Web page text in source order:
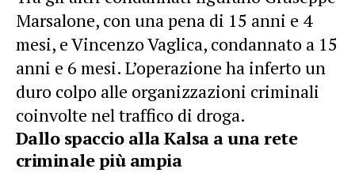
Marsalone, con una pena di 15 anni e 4
mesi, e Vincenzo Vaglica, condannato a 15
anni e 6 mesi. L’operazione ha inferto un
duro colpo alle organizzazioni criminali
coinvolte nel traffico di droga.
Dallo spaccio alla Kalsa a una rete
criminale più ampia